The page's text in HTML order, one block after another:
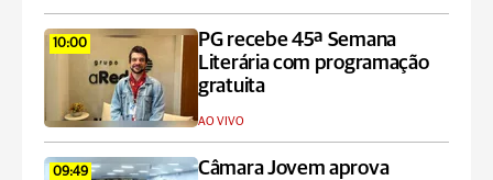
10:00
PG recebe 45ª Semana
Literária com programação
gratuita
AO VIVO
09:49
Câmara Jovem aprova